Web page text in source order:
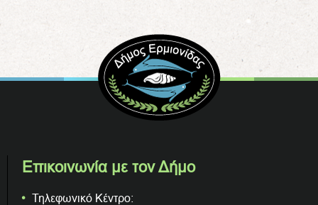
Επικοινωνία με τον Δήμο
Τηλεφωνικό Κέντρο: